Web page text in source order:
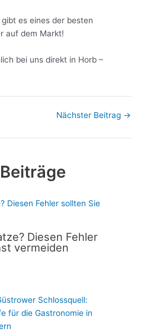
es eines der besten
auf dem Markt!
bei uns direkt in Horb –
Nächster Beitrag →
Diesen Fehler
vermeiden